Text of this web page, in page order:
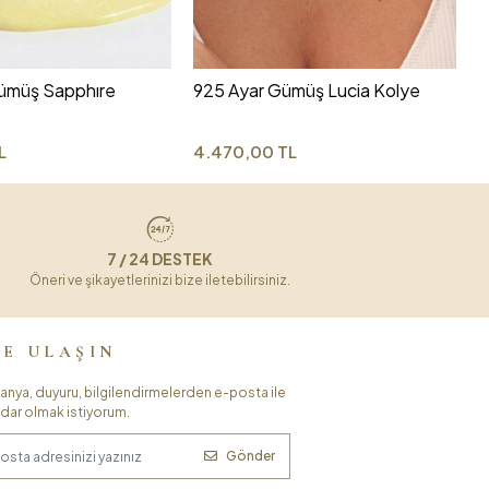
Sapphıre 925 Ayar Gümüş Lucia Kolye
4.470,00 TL
7 / 24 DESTEK
Öneri ve şikayetlerinizi bize iletebilirsiniz.
ULAŞIN
duyuru, bilgilendirmelerden e-posta ile
olmak istiyorum.
Gönder